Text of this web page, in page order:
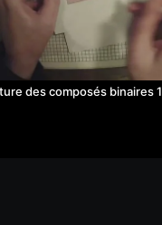
des composés binaires 1